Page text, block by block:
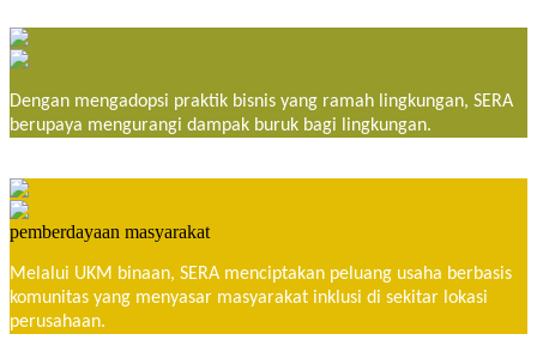
Dengan mengadopsi praktik bisnis yang ramah lingkungan, SERA
berupaya mengurangi dampak buruk bagi lingkungan.
pemberdayaan masyarakat
Melalui UKM binaan, SERA menciptakan peluang usaha berbasis
komunitas yang menyasar masyarakat inklusi di sekitar lokasi
perusahaan.